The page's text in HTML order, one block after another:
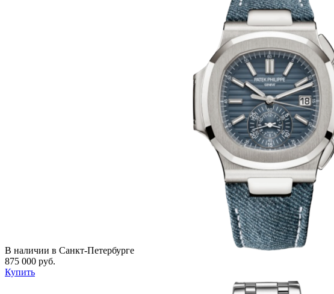
В наличии в Санкт-Петербурге
875 000 руб.
Купить